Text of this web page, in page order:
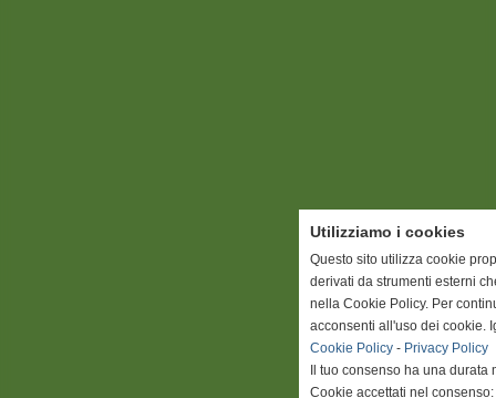
Utilizziamo i cookies
Questo sito utilizza cookie
derivati da strumenti esterni
nella Cookie Policy. Per
acconsenti all'uso dei cookie.
Cookie Policy - Privacy Policy
Il tuo consenso ha una durata
Cookie accettati nel